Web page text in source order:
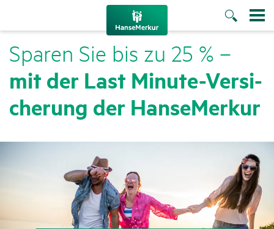
Sparen Sie bis zu 25 % –
mit der Last Minute-Versi­
che­rung der Hanse­Merkur